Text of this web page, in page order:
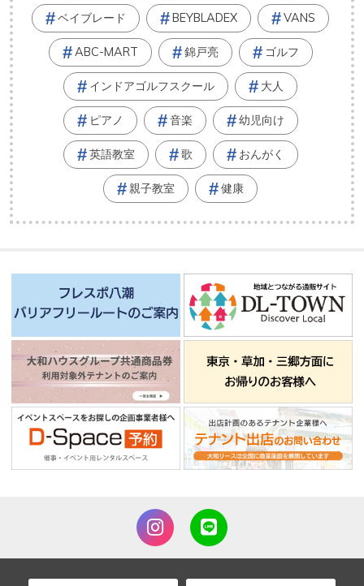
ベイブレード BEYBLADEX VANS
ABC-MART 錦戸亮 ゴルフ
インドアゴルフスクール 大人
ピアノ 音楽 幼児向け
英語教室 歌 おんがく
親子教室 健康